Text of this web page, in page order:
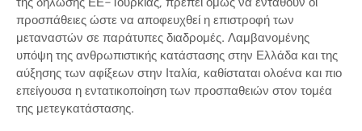
προσπάθειες ώστε να αποφευχθεί η επιστροφή των
μεταναστών σε παράτυπες διαδρομές. Λαμβανομένης
υπόψη της ανθρωπιστικής κατάστασης στην Ελλάδα και της
αύξησης των αφίξεων στην Ιταλία, καθίσταται ολοένα και πιο
επείγουσα η εντατικοποίηση των προσπαθειών στον τομέα
της μετεγκατάστασης.